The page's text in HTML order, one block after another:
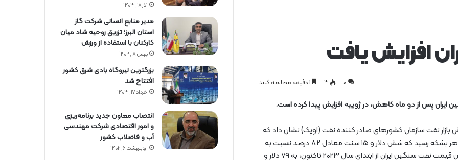
افزایش یافت
0 ۳
پس از دو ماه کاهش، در ژوییه افزایش پیدا کرده است.
بازار نفت سازمان کشورهای صادر کننده نفت (اوپک) نشان داد که
قیمت نفت سنگین ایران در ژوییه، به ۸۱ دلار و ۴۸ سنت در هر بشکه رسید که شش دلار و ۱۵ سنت معادل ۸.۲ درصد نسبت به
قیمت ۷۵ دلار و ۳۳ سنت در ژوئن، افزایش داشت. میانگین قیمت نفت سنگین ایران از ابتدای سال ۲۰۲۳ تاکنون، به ۷۹ دلار و
آذر ۱۸, ۱۴۰۳
مدیر منابع انسانی شرکت گاز
استان البرز؛ تزریق روحیه شاد میان
کارکنان با استفاده از ورزش
بهمن ۱۸, ۱۴۰۲
بزرگترین نیروگاه بادی شرق کشور
افتتاح شد
خرداد ۱۷, ۱۴۰۳
انتصاب معاون جدید برنامه‌ریزی
و امور اقتصادی شرکت مهندسی
آب و فاضلاب کشور
اردیبهشت ۶, ۱۴۰۲